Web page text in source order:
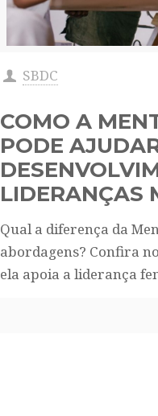
SBDC
COMO A
PODE
LIDERANÇAS
Qual a diferença da
abordagens? Confira
ela apoia a liderança